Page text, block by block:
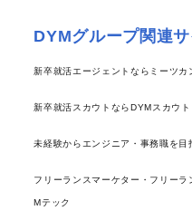
DYMグループ関連サ
新卒就活エージェントならミーツカ
新卒就活スカウトならDYMスカウト
未経験からエンジニア・事務職を目
フリーランスマーケター・フリー
Mテック